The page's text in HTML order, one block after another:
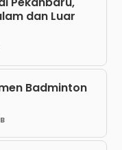
dan Luar
Badminton